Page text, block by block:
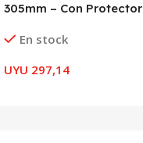
305mm – Con Protector
En stock
UYU 297,14